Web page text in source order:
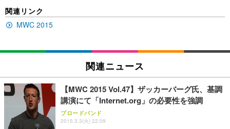
ュチェア 人間工学 疲れない ブラック
Sezlife オフィスチェア デスクチェア 疲れない テレ
ワーク チェア 強化バックレスト 30度ロッキング機
レスト 3Dヘッドレスト ハンガー付き 高反発クッシ
ョン PCチェア 通気性メッシュ ゲーミング/勉強/事
務用 おしゃれ パソコンチェア (ブラック)
￥7,680
Sezlife オフィスチェア デスクチェア 疲れない テレ
【純正品】27"ゲーミングモニター DualSense 充電
フック付き（CFI-ZDM1J）
￥49,979
【整備済み品】Dell E2724HS 27インチ 液晶モニタ
x2袋(84枚) ホワイト(吸収面:ライトブルー)
ネオ・ルーライフ ネオ・オムツ L 中型犬用 26枚入
り 単品
￥1,800
Smart Basic(スマートベーシック) 【Amazon.co.jp
関連リンク
MWC 2015
関連ニュース
【MWC 2015 Vol.47】ザッカーバーグ氏、基調
講演にて「Internet.org」の必要性を強調
ブロードバンド
2015.3.3(火) 22:09